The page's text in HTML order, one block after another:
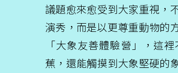
議題愈來愈受到大家重視，
演秀，而是以更尊重動物的
「大象友善體驗營」，這
蕉，還能觸摸到大象堅硬的